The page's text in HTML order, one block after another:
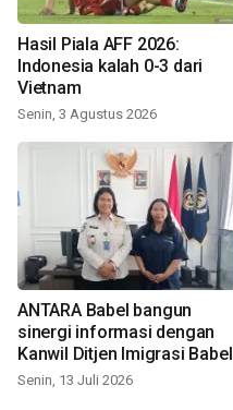
Hasil Piala AFF 2026:
Indonesia kalah 0-3 dari
Vietnam
Senin, 3 Agustus 2026
ANTARA Babel bangun
sinergi informasi dengan
Kanwil Ditjen Imigrasi Babel
Senin, 13 Juli 2026